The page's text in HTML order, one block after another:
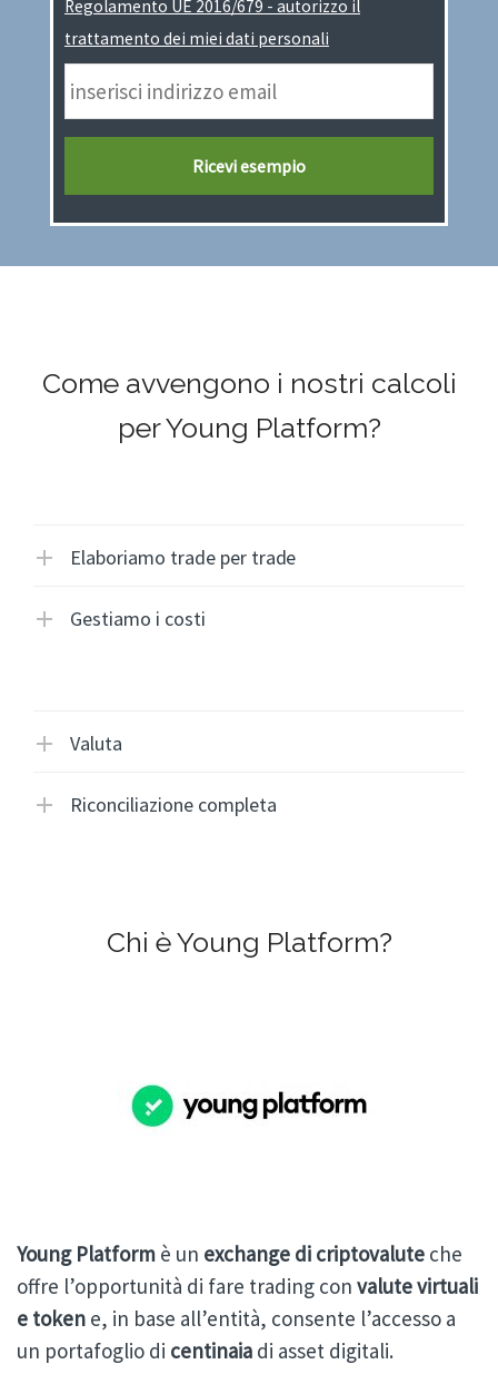
Regolamento UE 2016/679 - autorizzo il
trattamento dei miei dati personali
Come avvengono i nostri calcoli
per Young Platform?
Elaboriamo trade per trade
Gestiamo i costi
Valuta
Riconciliazione completa
Chi è Young Platform?
Young Platform è un exchange di criptovalute che
offre l’opportunità di fare trading con valute virtuali
e token e, in base all’entità, consente l’accesso a
un portafoglio di centinaia di asset digitali.